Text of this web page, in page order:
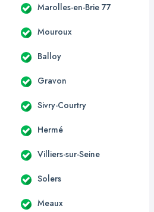
Marolles-en-Brie 77
Mouroux
Balloy
Gravon
Sivry-Courtry
Hermé
Villiers-sur-Seine
Solers
Meaux